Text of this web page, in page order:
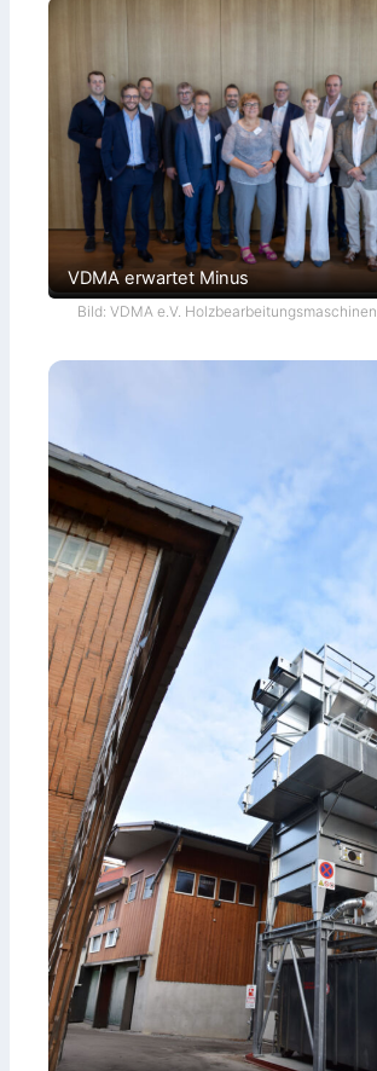
VDMA erwartet Minus
Bild: VDMA e.V. Holzbearbeitungsmaschinen